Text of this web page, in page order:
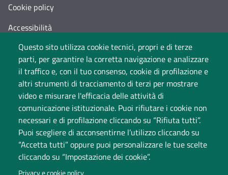
Questo sito utilizza cookie tecnici, propri e di terze
parti, per garantire la corretta navigazione e analizzare
il traffico e, con il tuo consenso, cookie di profilazione e
altri strumenti di tracciamento di terzi per mostrare
video e misurare l'efficacia delle attività di
comunicazione istituzionale. Puoi rifiutare i cookie non
necessari e di profilazione cliccando su “Rifiuta tutti”.
Puoi scegliere di acconsentirne l’utilizzo cliccando su
“Accetta tutti” oppure puoi personalizzare le tue scelte
cliccando su “Impostazione dei cookie”.
Privacy e cookie policy
Università degli Studi dell'Insubria
Cookie policy
Accessibilità
Cambia idea sui cookie
Dati di monitoraggio